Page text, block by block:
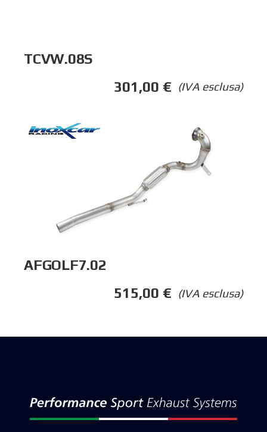
TCVW.08S
(IVA esclusa)
301,00 €
AFGOLF7.02
(IVA esclusa)
515,00 €